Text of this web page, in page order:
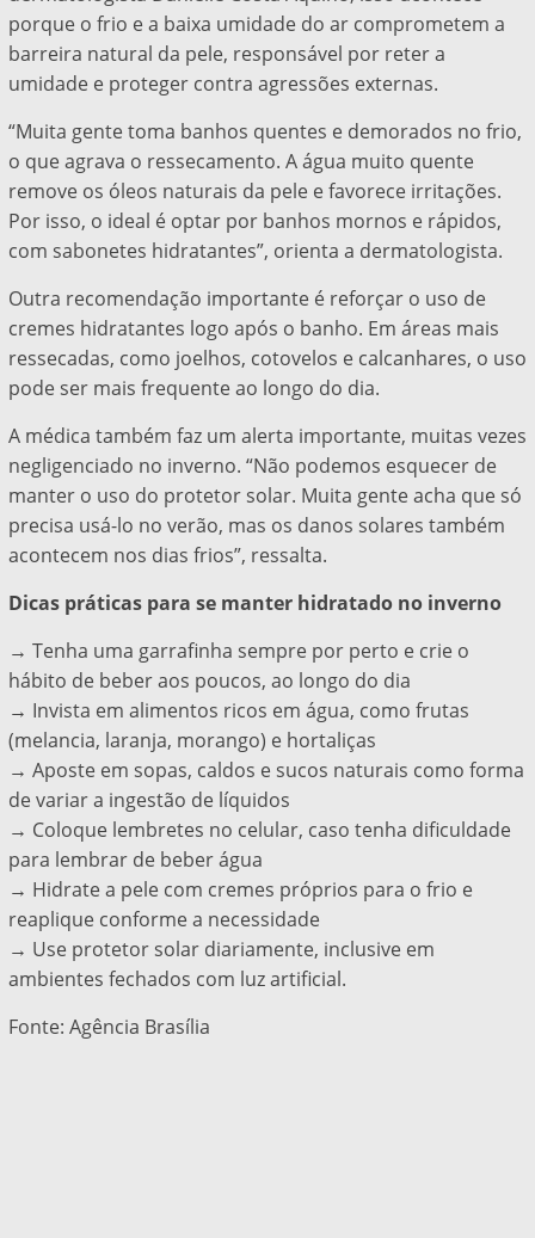
porque o frio e a baixa umidade do ar comprometem a
barreira natural da pele, responsável por reter a
umidade e proteger contra agressões externas.
“Muita gente toma banhos quentes e demorados no frio,
o que agrava o ressecamento. A água muito quente
remove os óleos naturais da pele e favorece irritações.
Por isso, o ideal é optar por banhos mornos e rápidos,
com sabonetes hidratantes”, orienta a dermatologista.
Outra recomendação importante é reforçar o uso de
cremes hidratantes logo após o banho. Em áreas mais
ressecadas, como joelhos, cotovelos e calcanhares, o uso
pode ser mais frequente ao longo do dia.
A médica também faz um alerta importante, muitas vezes
negligenciado no inverno. “Não podemos esquecer de
manter o uso do protetor solar. Muita gente acha que só
precisa usá-lo no verão, mas os danos solares também
acontecem nos dias frios”, ressalta.
Dicas práticas para se manter hidratado no inverno
→ Tenha uma garrafinha sempre por perto e crie o
hábito de beber aos poucos, ao longo do dia
→ Invista em alimentos ricos em água, como frutas
(melancia, laranja, morango) e hortaliças
→ Aposte em sopas, caldos e sucos naturais como forma
de variar a ingestão de líquidos
→ Coloque lembretes no celular, caso tenha dificuldade
para lembrar de beber água
→ Hidrate a pele com cremes próprios para o frio e
reaplique conforme a necessidade
→ Use protetor solar diariamente, inclusive em
ambientes fechados com luz artificial.
Fonte: Agência Brasília